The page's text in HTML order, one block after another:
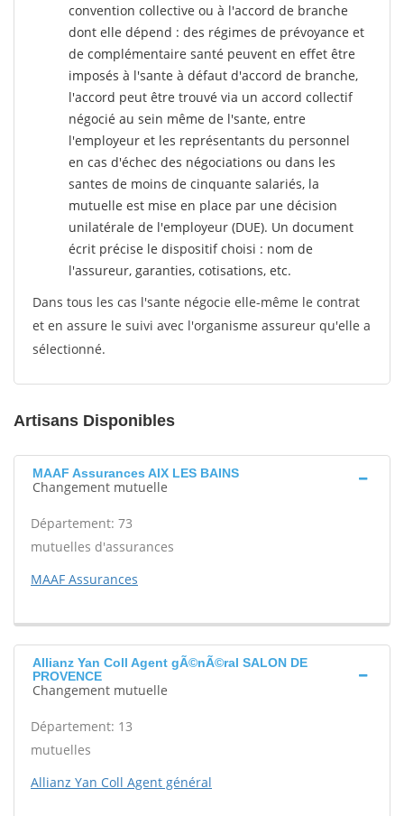
convention collective ou à l'accord de branche
dont elle dépend : des régimes de prévoyance et
de complémentaire santé peuvent en effet être
imposés à l'sante à défaut d'accord de branche,
l'accord peut être trouvé via un accord collectif
négocié au sein même de l'sante, entre
l'employeur et les représentants du personnel
en cas d'échec des négociations ou dans les
santes de moins de cinquante salariés, la
mutuelle est mise en place par une décision
unilatérale de l'employeur (DUE). Un document
écrit précise le dispositif choisi : nom de
l'assureur, garanties, cotisations, etc.
Dans tous les cas l'sante négocie elle-même le contrat
et en assure le suivi avec l'organisme assureur qu'elle a
sélectionné.
Artisans Disponibles
MAAF Assurances AIX LES BAINS
Changement mutuelle
Département: 73
mutuelles d'assurances
MAAF Assurances
Allianz Yan Coll Agent gÃ©nÃ©ral SALON DE
PROVENCE
Changement mutuelle
Département: 13
mutuelles
Allianz Yan Coll Agent général